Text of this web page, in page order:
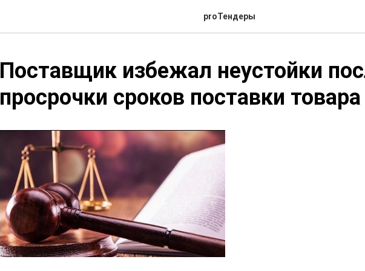
proТендеры
Поставщик избежал неустойки
просрочки сроков поставки товара